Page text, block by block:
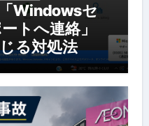
Windowsセ
トへ連絡」
る対処法